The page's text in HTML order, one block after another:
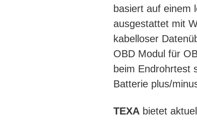
basiert auf einem
ausgestattet mit
kabelloser
OBD Modul für
beim Endrohrtest
Batterie plus/
TEXA bietet